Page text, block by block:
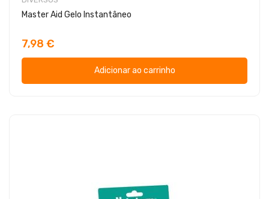
Master Aid Gelo Instantâneo
7,98 €
Adicionar ao carrinho